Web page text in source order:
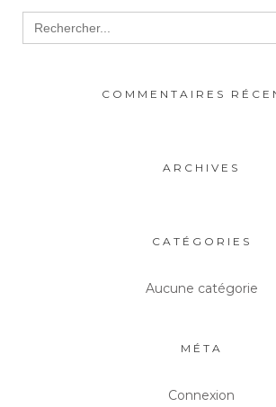
Search
for:
COMMENTAIRES
ARCHIVES
CATÉGORIES
Aucune catégorie
MÉTA
Connexion